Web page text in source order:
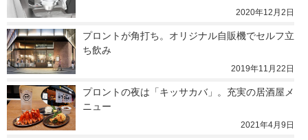
2020年12月2日
プロントが角打ち。オリジナル自販機でセルフ立
ち飲み
2019年11月22日
プロントの夜は「キッサカバ」。充実の居酒屋メ
ニュー
2021年4月9日